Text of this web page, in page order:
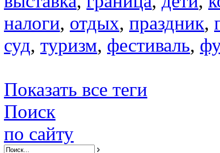
налоги, отдых, праздник,
суд, туризм, фестиваль,
Показать все теги
Поиск
по сайту